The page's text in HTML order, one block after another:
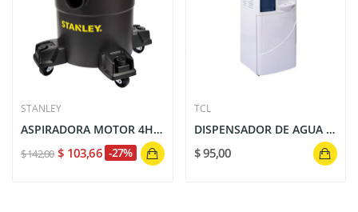
STANLEY
ASPIRADORA MOTOR 4HP 6 GALONES HUMEDO / SECO...
$ 142,00 $ 103,66 -27%
TCL
DISPENSADOR DE AGUA TY-LDR32 - TCL
$ 95,00